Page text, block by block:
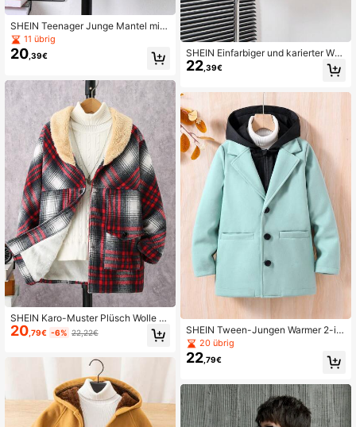
SHEIN Teenager Junge Mantel mit
Plaid Muster, Pattentasche, ohne H
oodie
11 übrig
20 ,39€
SHEIN Karo-Muster Plüsch Wolle J
acke für Tween Jungen
20 ,79€ -6% 22,22€
SHEIN Einfarbiger und karierter Woll
mantel mit langen Ärmeln für Tween
-Jungen
22,39€
SHEIN Tween-Jungen Warmer 2-in
-1-Mantel mit Kapuze, mittellang, f
ür den täglichen Gebrauch geeignet
20 übrig
22,79€